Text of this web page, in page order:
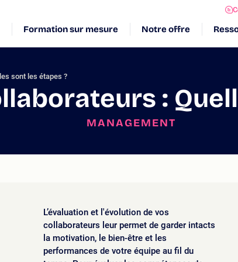
Formation sur mesure Notre offre
sont les étapes ?
:
MANAGEMENT
L’évaluation et l'évolution de vos
collaborateurs leur permet de garder intacts
la motivation, le bien-être et les
performances de votre équipe au fil du